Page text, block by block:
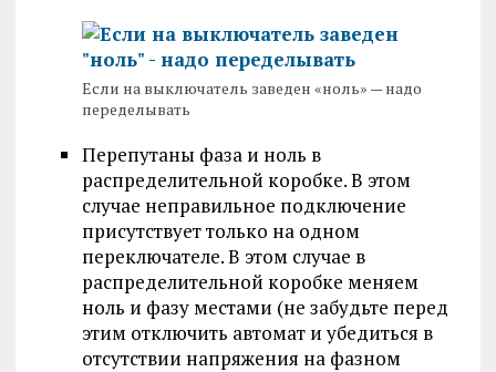
Если на выключатель заведен «ноль» — надо
переделывать
Перепутаны фаза и ноль в
распределительной коробке. В этом
случае неправильное подключение
присутствует только на одном
переключателе. В этом случае в
распределительной коробке меняем
ноль и фазу местами (не забудьте перед
этим отключить автомат и убедиться в
отсутствии напряжения на фазном